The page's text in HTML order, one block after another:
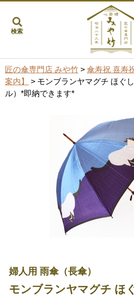
検索
匠の傘専門店 みや竹 > 傘寿祝 喜寿
案内】
> モンブランヤマグチ ほぐ
ル）*即納できます*
婦人用 雨傘（長傘）
モンブランヤマグチ ほ